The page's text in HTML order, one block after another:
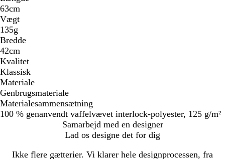
63cm
Vægt
135g
Bredde
42cm
Kvalitet
Klassisk
Materiale
Genbrugsmateriale
Materialesammensætning
100 % genanvendt vaffelvævet interlock-polyester, 125 g/m²
Samarbejd med en designer
Lad os designe det for dig
Ikke flere gætterier. Vi klarer hele designprocessen, fra